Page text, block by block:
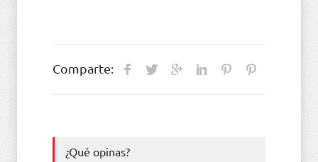
Comparte:
¿Qué opinas?